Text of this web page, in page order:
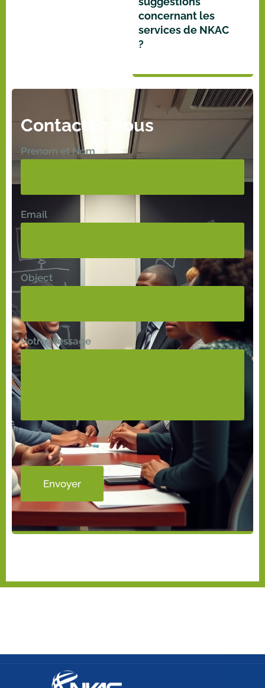
concernant les
services de NKAC
?
Contactez nous
Prenom et Nom
Email
Object
Votre Message